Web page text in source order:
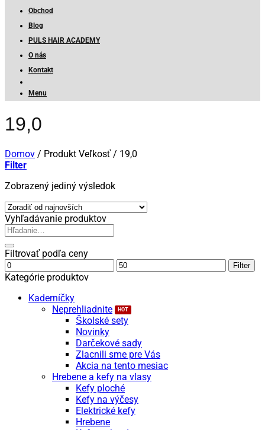
Obchod
Blog
PULS HAIR ACADEMY
O nás
Kontakt
Menu
19,0
Domov / Produkt Veľkosť / 19,0
Filter
Zobrazený jediný výsledok
Vyhľadávanie produktov
Hľadať:
Filtrovať podľa ceny
Minimálna
cena
Maximálna
cena
Filter
Kategórie produktov
Kaderníčky
Neprehliadnite
Školské sety
Novinky
Darčekové sady
Zlacnili sme pre Vás
Akcia na tento mesiac
Hrebene a kefy na vlasy
Kefy ploché
Kefy na výčesy
Elektrické kefy
Hrebene